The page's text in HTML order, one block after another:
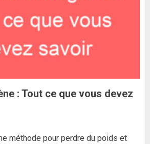
: Tout ce que vous devez
méthode pour perdre du poids et